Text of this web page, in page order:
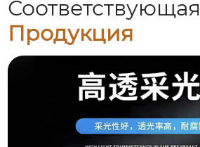
Соответствующая
Продукция